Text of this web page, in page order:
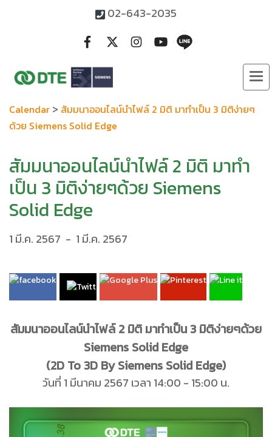
02-643-2035
Calendar > สัมมนาออนไลน์นำไฟล์ 2 มิติ มาทำเป็น 3 มิติง่ายๆ
ด้วย Siemens Solid Edge
สัมมนาออนไลน์นำไฟล์ 2 มิติ มาทำ
เป็น 3 มิติง่ายๆด้วย Siemens
Solid Edge
1 มี.ค. 2567 - 1 มี.ค. 2567
สัมมนาออนไลน์นำไฟล์ 2 มิติ มาทำเป็น 3 มิติง่ายๆด้วย
Siemens Solid Edge
(2D To 3D By Siemens Solid Edge)
วันที่ 1 มีนาคม 2567 เวลา 14:00 - 15:00 น.